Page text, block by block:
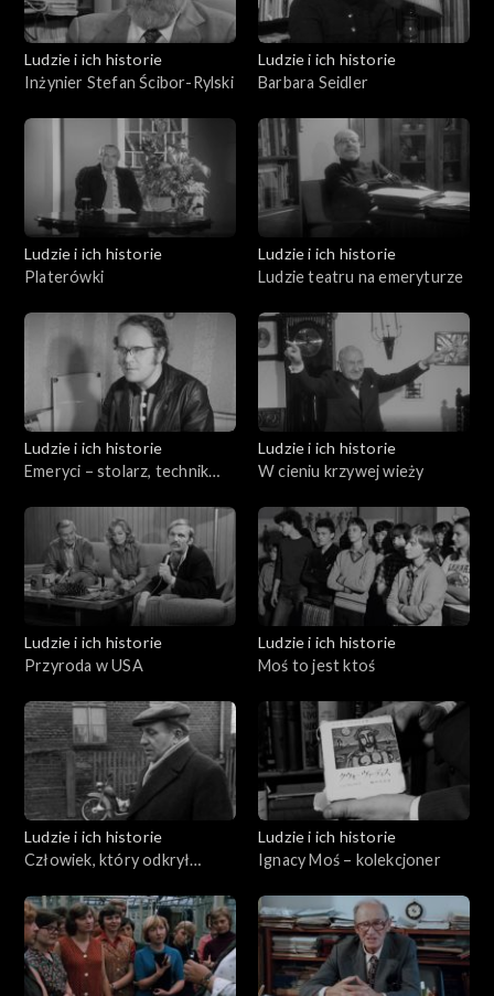
Ludzie i ich historie
Inżynier Stefan Ścibor-Rylski
Ludzie i ich historie
Barbara Seidler
Ludzie i ich historie
Platerówki
Ludzie i ich historie
Ludzie teatru na emeryturze
Ludzie i ich historie
Emeryci – stolarz, technik
Ludzie i ich historie
W cieniu krzywej wieży
Ludzie i ich historie
Przyroda w USA
Ludzie i ich historie
Moś to jest ktoś
Ludzie i ich historie
Człowiek, który odkrył
Ludzie i ich historie
Ignacy Moś – kolekcjoner